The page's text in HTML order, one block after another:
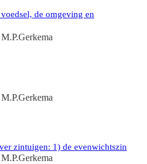
de omgeving en
M.P.Gerkema
M.P.Gerkema
zintuigen: 1) de evenwichtszin
M.P.Gerkema